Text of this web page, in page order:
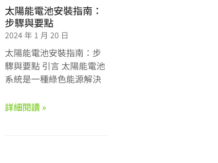
太陽能電池安裝指南：
步驟與要點
2024 年 1 月 20 日
太陽能電池安裝指南：步
驟與要點 引言 太陽能電池
系統是一種綠色能源解決
詳細閱讀 »